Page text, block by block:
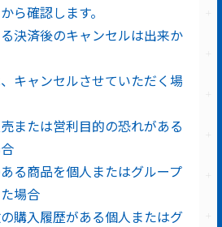
ら確認します。
決済後のキャンセルは出来か
キャンセルさせていただく場
売または営利目的の恐れがある
ある商品を個人またはグループ
場合
の購入履歴がある個人またはグ